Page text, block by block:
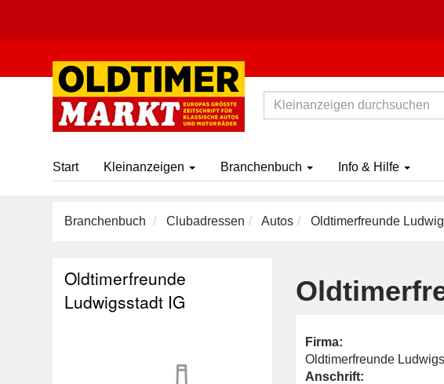
Start Kleinanzeigen Branchenbuch Info & Hilfe
Branchenbuch Clubadressen Autos Oldtimerfreunde
Firma:
Oldtimerfreunde
Anschrift:
Oldtimerfreunde
Ludwigsstadt IG